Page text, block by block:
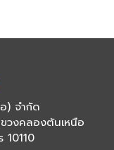
) จำกัด
วงคลองตันเหนือ
10110